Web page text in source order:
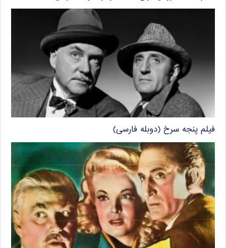
فیلم پنجه سرخ (دوبله فارسی)